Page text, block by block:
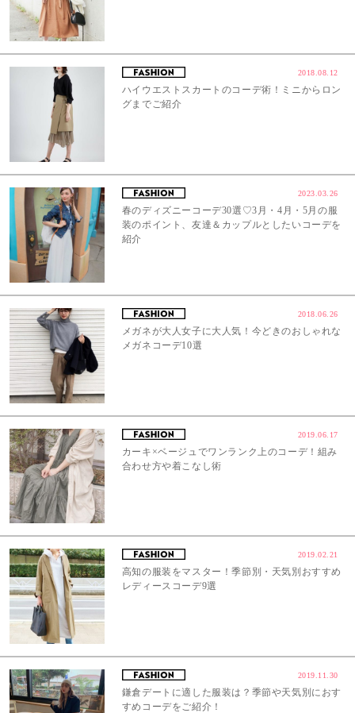
2018.08.12
ハイウエストスカートのコーデ術！ミニからロン
グまでご紹介
2023.03.26
春のディズニーコーデ30選♡3月・4月・5月の服
装のポイント、友達＆カップルとしたいコーデを
紹介
2018.06.26
メガネが大人女子に大人気！今どきのおしゃれな
メガネコーデ10選
2019.06.17
カーキ×ベージュでワンランク上のコーデ！組み
合わせ方や着こなし術
2019.02.21
高知の服装をマスター！季節別・天気別おすすめ
レディースコーデ9選
2019.11.30
鎌倉デートに適した服装は？季節や天気別におす
すめコーデをご紹介！